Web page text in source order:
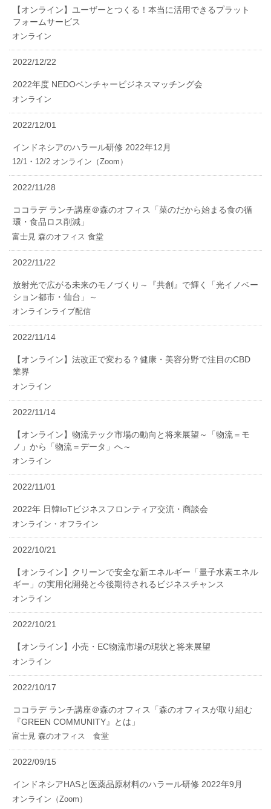
【オンライン】ユーザーとつくる！本当に活用できるプラット
フォームサービス
オンライン
2022/12/22
2022年度 NEDOベンチャービジネスマッチング会
オンライン
2022/12/01
インドネシアのハラール研修 2022年12月
12/1・12/2 オンライン（Zoom）
2022/11/28
ココラデ ランチ講座＠森のオフィス「菜のだから始まる食の循
環・食品ロス削減」
富士見 森のオフィス 食堂
2022/11/22
放射光で広がる未来のモノづくり～『共創』で輝く「光イノベー
ション都市・仙台」～
オンラインライブ配信
2022/11/14
【オンライン】法改正で変わる？健康・美容分野で注目のCBD
業界
オンライン
2022/11/14
【オンライン】物流テック市場の動向と将来展望～「物流＝モ
ノ」から「物流＝データ」へ～
オンライン
2022/11/01
2022年 日韓IoTビジネスフロンティア交流・商談会
オンライン・オフライン
2022/10/21
【オンライン】クリーンで安全な新エネルギー「量子水素エネル
ギー」の実用化開発と今後期待されるビジネスチャンス
オンライン
2022/10/21
【オンライン】小売・EC物流市場の現状と将来展望
オンライン
2022/10/17
ココラデ ランチ講座＠森のオフィス「森のオフィスが取り組む
『GREEN COMMUNITY』とは」
富士見 森のオフィス 食堂
2022/09/15
インドネシアHASと医薬品原材料のハラール研修 2022年9月
オンライン（Zoom）